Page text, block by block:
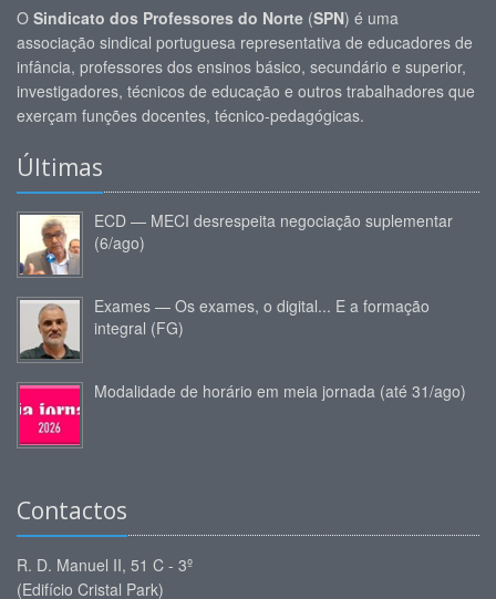
O Sindicato dos Professores do Norte (SPN) é uma
associação sindical portuguesa representativa de educadores de
infância, professores dos ensinos básico, secundário e superior,
investigadores, técnicos de educação e outros trabalhadores que
exerçam funções docentes, técnico-pedagógicas.
Últimas
ECD — MECI desrespeita negociação suplementar
(6/ago)
Exames — Os exames, o digital... E a formação
integral (FG)
Modalidade de horário em meia jornada (até 31/ago)
Contactos
R. D. Manuel II, 51 C - 3º
(Edifício Cristal Park)